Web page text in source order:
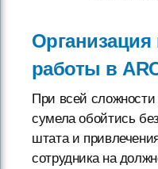
работы в
При всей сложности
сумела обойтись
штата и
сотрудника на